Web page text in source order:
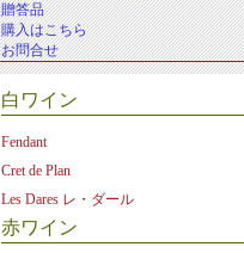
贈答品
購入はこちら
お問合せ
白ワイン
Fendant
Cret de Plan
Les Dares レ・ダール
赤ワイン